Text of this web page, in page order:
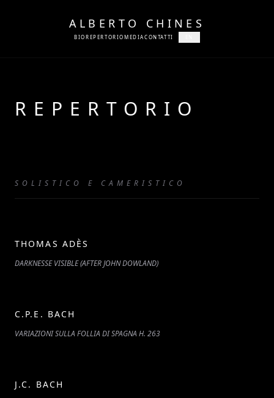
ALBERTO CHINES
BIOREPERTORIOMEDIACONTATTI
REPERTORIO
SOLISTICO E CAMERISTICO
THOMAS ADÈS
DARKNESSE VISIBLE (AFTER JOHN DOWLAND)
C.P.E. BACH
VARIAZIONI SULLA FOLLIA DI SPAGNA H. 263
J.C. BACH